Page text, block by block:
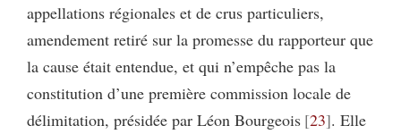
appellations régionales et de crus particuliers,
amendement retiré sur la promesse du rapporteur que
la cause était entendue, et qui n’empêche pas la
constitution d’une première commission locale de
délimitation, présidée par Léon Bourgeois 23 . Elle